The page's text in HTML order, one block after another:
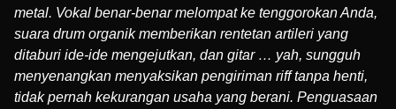
metal. Vokal benar-benar melompat ke tenggorokan Anda,
suara drum organik memberikan rentetan artileri yang
ditaburi ide-ide mengejutkan, dan gitar … yah, sungguh
menyenangkan menyaksikan pengiriman riff tanpa henti,
tidak pernah kekurangan usaha yang berani. Penguasaan